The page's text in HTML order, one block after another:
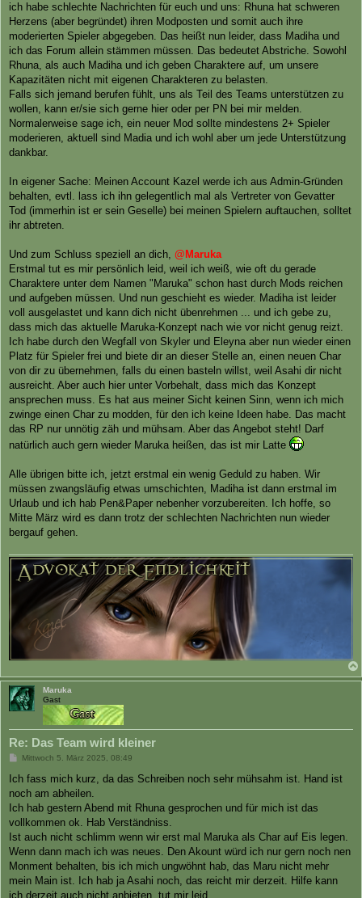
a
ich habe schlechte Nachrichten für euch und uns: Rhuna hat schweren
Herzens (aber begründet) ihren Modposten und somit auch ihre
moderierten Spieler abgegeben. Das heißt nun leider, dass Madiha und
ich das Forum allein stämmen müssen. Das bedeutet Abstriche. Sowohl
Rhuna, als auch Madiha und ich geben Charaktere auf, um unsere
Kapazitäten nicht mit eigenen Charakteren zu belasten.
Falls sich jemand berufen fühlt, uns als Teil des Teams unterstützen zu
wollen, kann er/sie sich gerne hier oder per PN bei mir melden.
Normalerweise sage ich, ein neuer Mod sollte mindestens 2+ Spieler
moderieren, aktuell sind Madia und ich wohl aber um jede Unterstützung
dankbar.
In eigener Sache: Meinen Account Kazel werde ich aus Admin-Gründen
behalten, evtl. lass ich ihn gelegentlich mal als Vertreter von Gevatter
Tod (immerhin ist er sein Geselle) bei meinen Spielern auftauchen, solltet
ihr abtreten.
Und zum Schluss speziell an dich, @Maruka
Erstmal tut es mir persönlich leid, weil ich weiß, wie oft du gerade
Charaktere unter dem Namen "Maruka" schon hast durch Mods reichen
und aufgeben müssen. Und nun geschieht es wieder. Madiha ist leider
voll ausgelastet und kann dich nicht übenrehmen ... und ich gebe zu,
dass mich das aktuelle Maruka-Konzept nach wie vor nicht genug reizt.
Ich habe durch den Wegfall von Skyler und Eleyna aber nun wieder einen
Platz für Spieler frei und biete dir an dieser Stelle an, einen neuen Char
von dir zu übernehmen, falls du einen basteln willst, weil Asahi dir nicht
ausreicht. Aber auch hier unter Vorbehalt, dass mich das Konzept
ansprechen muss. Es hat aus meiner Sicht keinen Sinn, wenn ich mich
zwinge einen Char zu modden, für den ich keine Ideen habe. Das macht
das RP nur unnötig zäh und mühsam. Aber das Angebot steht! Darf
natürlich auch gern wieder Maruka heißen, das ist mir Latte
Alle übrigen bitte ich, jetzt erstmal ein wenig Geduld zu haben. Wir
müssen zwangsläufig etwas umschichten, Madiha ist dann erstmal im
Urlaub und ich hab Pen&Paper nebenher vorzubereiten. Ich hoffe, so
Mitte März wird es dann trotz der schlechten Nachrichten nun wieder
bergauf gehen.
Maruka
Gast
Re: Das Team wird kleiner
B
i
r
a
Mittwoch 5. März 2025, 08:49
Ich fass mich kurz, da das Schreiben noch sehr mühsahm ist. Hand ist
noch am abheilen.
Ich hab gestern Abend mit Rhuna gesprochen und für mich ist das
vollkommen ok. Hab Verständniss.
Ist auch nicht schlimm wenn wir erst mal Maruka als Char auf Eis legen.
Wenn dann mach ich was neues. Den Akount würd ich nur gern noch nen
Monment behalten, bis ich mich ungwöhnt hab, das Maru nicht mehr
mein Main ist. Ich hab ja Asahi noch, das reicht mir derzeit. Hilfe kann
ich derzeit auch nicht anbieten, tut mir leid.